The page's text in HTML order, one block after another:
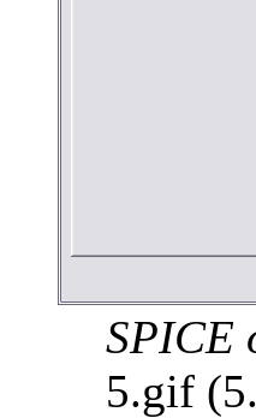
SPICE
5.gif